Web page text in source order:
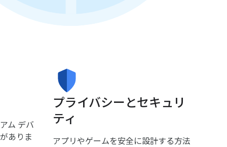
ム デバ
ありま
プライバシーとセキュリ
ティ
アプリやゲームを安全に設計する方法